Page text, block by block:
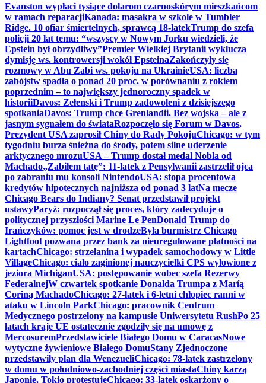
Evanston wypłaci tysiące dolarom czarnoskórym mieszkańcom
w ramach reparacjiKanada: masakra w szkole w Tumbler
Ridge. 10 ofiar śmiertelnych, sprawcą 18-latekTrump do szefa
policji 20 lat temu: “wszyscy w Nowym Jorku wiedzieli, że
Epstein był obrzydliwy”Premier Wielkiej Brytanii wyklucza
dymisję ws. kontrowersji wokół EpsteinaZakończyły się
rozmowy w Abu Zabi ws. pokoju na UkrainieUSA: liczba
zabójstw spadła o ponad 20 proc. w porównaniu z rokiem
poprzednim – to największy jednoroczny spadek w
historiiDavos: Zełenski i Trump zadowoleni z dzisiejszego
spotkaniaDavos: Trump chce Grenlandii. Bez wojska – ale z
jasnym sygnałem do świataRozpoczęło się Forum w Davos,
Prezydent USA zaprosił Chiny do Rady PokojuChicago: w tym
tygodniu burza śnieżna do środy, potem silne uderzenie
arktycznego mrozuUSA – Trump dostał medal Nobla od
Machado„Zabiłem tatę”: 11-latek z Pensylwanii zastrzelił ojca
po zabraniu mu konsoli NintendoUSA: stopa procentowa
kredytów hipotecznych najniższa od ponad 3 latNa mecze
Chicago Bears do Indiany? Senat przedstawił projekt
ustawyParyż: rozpoczął się proces, który zadecyduje o
politycznej przyszłości Marine Le PenDonald Trump do
Irańczyków: pomoc jest w drodzeByła burmistrz Chicago
Lightfoot pozwana przez bank za nieuregulowane płatności na
kartachChicago: strzelanina i wypadek samochodowy w Little
VillageChicago: ciało zaginionej nauczycielki CPS wyłowione z
jeziora MichiganUSA: postępowanie wobec szefa Rezerwy
FederalnejW czwartek spotkanie Donalda Trumpa z Maríą
Coriną MachadoChicago: 27-latek i 6-letni chłopiec ranni w
ataku w Lincoln ParkChicago: pracownik Centrum
Medycznego postrzelony na kampusie Uniwersytetu RushPo 25
latach kraje UE ostatecznie zgodziły się na umowę z
MercosuremPrzedstawiciele Białego Domu w CaracasNowe
wytyczne żywieniowe Białego DomuStany Zjednoczone
przedstawiły plan dla WenezueliChicago: 78-latek zastrzelony
w domu w południowo-zachodniej części miastaChiny karzą
Japonię, Tokio protestujeChicago: 33-latek oskarżony o